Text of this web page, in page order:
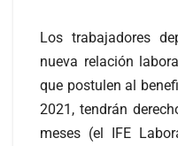
Los trabajadores
nueva relación
que postulen al
2021, tendrán
meses (el IFE